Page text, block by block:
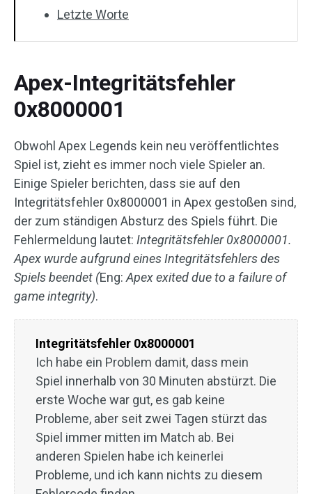
Letzte Worte
Apex-Integritätsfehler
0x8000001
Obwohl Apex Legends kein neu veröffentlichtes
Spiel ist, zieht es immer noch viele Spieler an.
Einige Spieler berichten, dass sie auf den
Integritätsfehler 0x8000001 in Apex gestoßen sind,
der zum ständigen Absturz des Spiels führt. Die
Fehlermeldung lautet: Integritätsfehler 0x8000001.
Apex wurde aufgrund eines Integritätsfehlers des
Spiels beendet (Eng: Apex exited due to a failure of
game integrity).
Integritätsfehler 0x8000001
Ich habe ein Problem damit, dass mein
Spiel innerhalb von 30 Minuten abstürzt. Die
erste Woche war gut, es gab keine
Probleme, aber seit zwei Tagen stürzt das
Spiel immer mitten im Match ab. Bei
anderen Spielen habe ich keinerlei
Probleme, und ich kann nichts zu diesem